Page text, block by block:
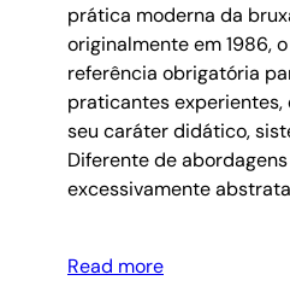
prática moderna da
originalmente em 1986,
referência obrigatória
praticantes
seu caráter didático,
Diferente de
excessivamente
Read more